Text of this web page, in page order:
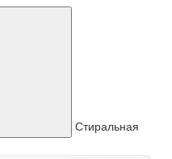
Стиральная